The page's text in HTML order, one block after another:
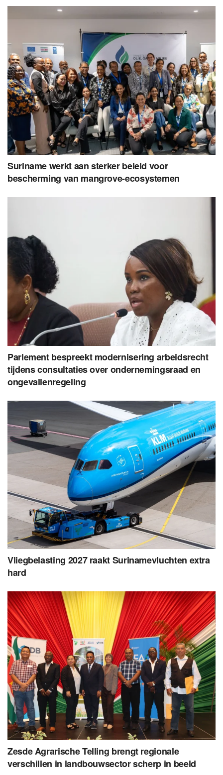
Suriname werkt aan sterker beleid voor
bescherming van mangrove-ecosystemen
Parlement bespreekt modernisering arbeidsrecht
tijdens consultaties over ondernemingsraad en
ongevallenregeling
Vliegbelasting 2027 raakt Surinamevluchten extra
hard
Zesde Agrarische Telling brengt regionale
verschillen in landbouwsector scherp in beeld